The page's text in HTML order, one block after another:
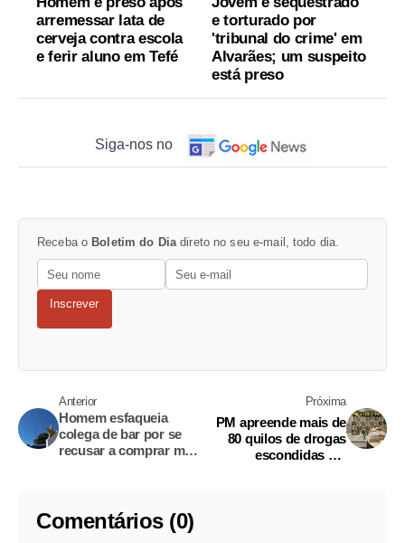
arremessar lata de
cerveja contra escola
e ferir aluno em Tefé
e torturado por
'tribunal do crime' em
Alvarães; um suspeito
está preso
Siga-nos no
Receba o Boletim do Dia direto no seu e-mail, todo dia.
Inscrever
Anterior
Homem esfaqueia
colega de bar por se
recusar a comprar mais
Próxima
PM apreende mais de
80 quilos de drogas
escondidas em
Comentários (0)